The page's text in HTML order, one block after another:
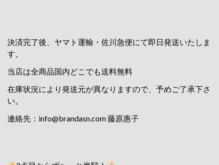
決済完了後、ヤマト運輸・佐川急便にて即日発送いたしま
す。
当店は全商品国内どこでも送料無料
在庫状況により発送元が異なりますので、予めご了承下さ
い。
連絡先： info@brandasn.com藤原惠子